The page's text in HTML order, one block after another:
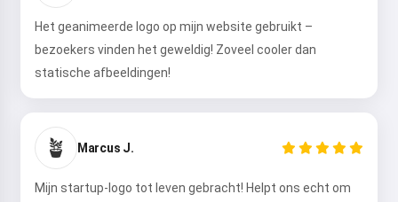
Het geanimeerde logo op mijn website gebruikt –
bezoekers vinden het geweldig! Zoveel cooler dan
statische afbeeldingen!
🪴 Marcus J.
Mijn startup-logo tot leven gebracht! Helpt ons echt om